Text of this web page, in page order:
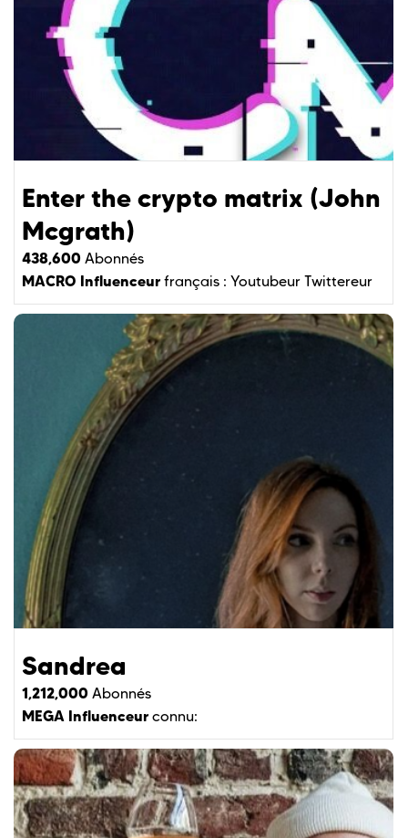
Enter the crypto matrix (John
Mcgrath)
438,600 Abonnés
MACRO Influenceur français : Youtubeur Twittereur
Sandrea
1,212,000 Abonnés
MEGA Influenceur connu: